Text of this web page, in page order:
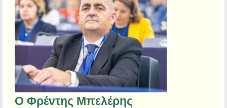
Ο Φρέντης Μπελέρης